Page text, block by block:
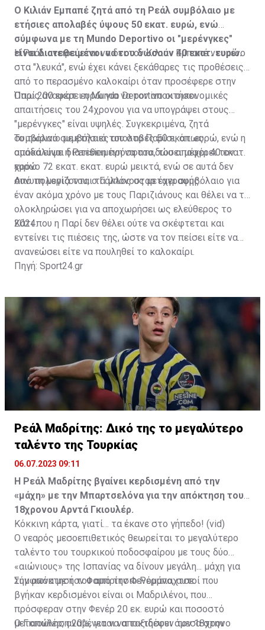
Ο Κιλιάν Εμπαπέ ζητά από τη Ρεάλ συμβόλαιο με
ετήσιες απολαβές ύψους 50 εκατ. ευρώ, ενώ
σύμφωνα με τη Mundo Deportivo οι "μερένγκες"
είναι διατεθειμένοι να του δώσουν 40 εκατ. ευρώ.
Η Ρεάλ ονειρεύεται να δει τον Κιλιάν Εμπαπέ ντυμένο
στα "λευκά", ενώ έχει κάνει ξεκάθαρες τις προθέσεις
από το περασμένο καλοκαίρι όταν προσέφερε στην
Παρί 200 εκατ. ευρώ για να τον αποκτήσει.
Όπως αναφέρει η Mundo Deportivo οι οικονομικές
απαιτήσεις του 24χρονου για να υπογράψει στους
"μερένγκες" είναι υψηλές. Συγκεκριμένα, ζητά
συμβόλαιο με ετήσιες απολαβές 50 εκατ. ευρώ, ενώ η
ομάδα είναι διατεθειμένη να του δώσει μέχρι 40 εκατ.
ευρώ.
Το τωρινό συμβόλαιό του στο Παρίσι, όπως
αποκάλυψε η Parisien πρόσφατα, του αποφέρει τον
χρόνο 72 εκατ. εκατ. ευρώ μεικτά, ενώ σε αυτά δεν
συνυπολογίζονται τα μπόνους μεταγραφής.
Από τη μεριά του, ο Γάλλος σταρ έχει συμβόλαιο για
έναν ακόμα χρόνο με τους Παριζιάνους και θέλει να το
ολοκληρώσει για να αποχωρήσει ως ελεύθερος το
2024.
Κάτι που η Παρί δεν θέλει ούτε να σκέφτεται και
εντείνει τις πιέσεις της, ώστε να τον πείσει είτε να
ανανεώσει είτε να πουληθεί το καλοκαίρι.
Πηγή: Sport24.gr
Ρεάλ Μαδρίτης: Δικό της το μεγαλύτερο
ταλέντο της Τουρκίας
06.07.2023 09:11
H Ρεάλ Μαδρίτης βγαίνει κερδισμένη από την
«μάχη» με την Μπαρτσελόνα για την απόκτηση του
18χρονου Αρντά Γκιουλέρ.
Κόκκινη κάρτα, γιατί… τα έκανε στο γήπεδο! (vid)
Ο νεαρός μεσοεπιθετικός θεωρείται το μεγαλύτερο
ταλέντο του τουρκικού ποδοσφαίρου με τους δύο
«αιώνιους» της Ισπανίας να δίνουν μεγάλη... μάχη για
την απόκτησή του από την Φενέρμπαχτσε.
Σύμφωνα με τον Φαμπρίτσιο Ρομάνο, αυτοί που
βγήκαν κερδισμένοι είναι οι Μαδριλένοι, που
πρόσφεραν στην Φενέρ 20 εκ. ευρώ και ποσοστό
μεταπώληση 20%, για να αποκτήσουν τον 18χρονο
Ο Γκιουλέρ, αναμένεται να ταξιδέψει άμεσα στην